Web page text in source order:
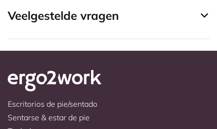
Veelgestelde vragen
Escritorios de pie/sentado
Sentarse & estar de pie